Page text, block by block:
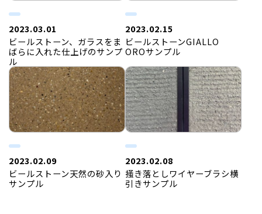
2023.03.01
ビールストーン、ガラスをま
ばらに入れた仕上げのサンプ
ル
2023.02.15
ビールストーンGIALLO
OROサンプル
2023.02.09
ビールストーン天然の砂入り
サンプル
2023.02.08
掻き落としワイヤーブラシ横
引きサンプル